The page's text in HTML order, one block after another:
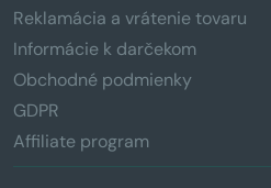
Reklamácia a vrátenie tovaru
Informácie k darčekom
Obchodné podmienky
GDPR
Affiliate program